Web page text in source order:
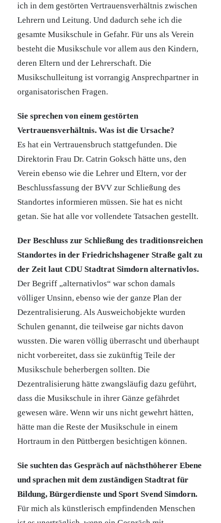
ich in dem gestörten Vertrauensverhältnis zwischen
Lehrern und Leitung. Und dadurch sehe ich die
gesamte Musikschule in Gefahr. Für uns als Verein
besteht die Musikschule vor allem aus den Kindern,
deren Eltern und der Lehrerschaft. Die
Musikschulleitung ist vorrangig Ansprechpartner in
organisatorischen Fragen.
Sie sprechen von einem gestörten
Vertrauensverhältnis. Was ist die Ursache?
Es hat ein Vertrauensbruch stattgefunden. Die
Direktorin Frau Dr. Catrin Goksch hätte uns, den
Verein ebenso wie die Lehrer und Eltern, vor der
Beschlussfassung der BVV zur Schließung des
Standortes informieren müssen. Sie hat es nicht
getan. Sie hat alle vor vollendete Tatsachen gestellt.
Der Beschluss zur Schließung des traditionsreichen
Standortes in der Friedrichshagener Straße galt zu
der Zeit laut CDU Stadtrat Simdorn alternativlos.
Der Begriff „alternativlos“ war schon damals
völliger Unsinn, ebenso wie der ganze Plan der
Dezentralisierung. Als Ausweichobjekte wurden
Schulen genannt, die teilweise gar nichts davon
wussten. Die waren völlig überrascht und überhaupt
nicht vorbereitet, dass sie zukünftig Teile der
Musikschule beherbergen sollten. Die
Dezentralisierung hätte zwangsläufig dazu geführt,
dass die Musikschule in ihrer Gänze gefährdet
gewesen wäre. Wenn wir uns nicht gewehrt hätten,
hätte man die Reste der Musikschule in einem
Hortraum in den Püttbergen besichtigen können.
Sie suchten das Gespräch auf nächsthöherer Ebene
und sprachen mit dem zuständigen Stadtrat für
Bildung, Bürgerdienste und Sport Svend Simdorn.
Für mich als künstlerisch empfindenden Menschen